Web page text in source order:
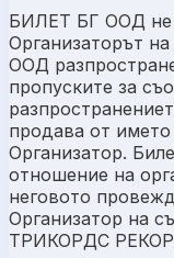
БИЛЕТ БГ ООД не
Организаторът
ООД
пропуските за
продава от името
Организатор.
отношение на
неговото
Организатор на
ТРИКОРДС